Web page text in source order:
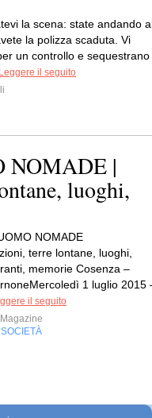
la scena: state andando
la polizza scaduta. Vi
un controllo e sequestrano
Leggere il seguito
NOMADE |
luoghi,
NOMADE
terre lontane, luoghi,
memorie Cosenza –
1 luglio 2015
il seguito
SOCIETÀ